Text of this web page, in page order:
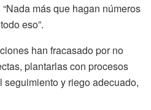
más que hagan números
eso”.
han fracasado por no
plantarlas con procesos
y riego adecuado,